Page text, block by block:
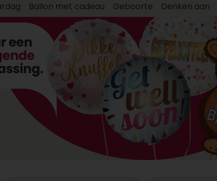
Ballon met cadeau Geboorte Denken aan